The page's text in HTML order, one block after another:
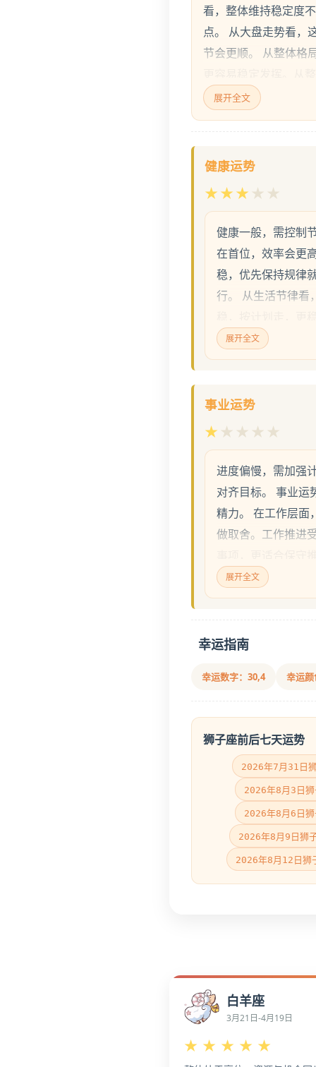
看，整体维持稳定度
点。 从大盘走势看，
节会更顺。 从整体格
性复盘，稳住进度。
展开全文
健康运势
★★★ ★ ★
健康一般，需控制
在首位，效率会更
稳，优先保持规律
行。 从生活节律看
可，更值得日常运
看，规律运动，别
劳程度看，小强度
好，更容易稳定发
展开全文
事业运势
★ ★ ★ ★ ★
进度偏慢，需加强
对齐目标。 事业运
精力。 在工作层面
做取舍。工作推进
进看，把关键节点
谨慎。 任务拆小，
展开全文
幸运指南
幸运数字：30,4 幸运
狮子座前后七天运势
2026年7月31日
2026年8月3日
2026年8月6日
2026年8月9日狮
2026年8月12日狮
白羊座
3月21日-4月19日
★ ★ ★ ★ ★